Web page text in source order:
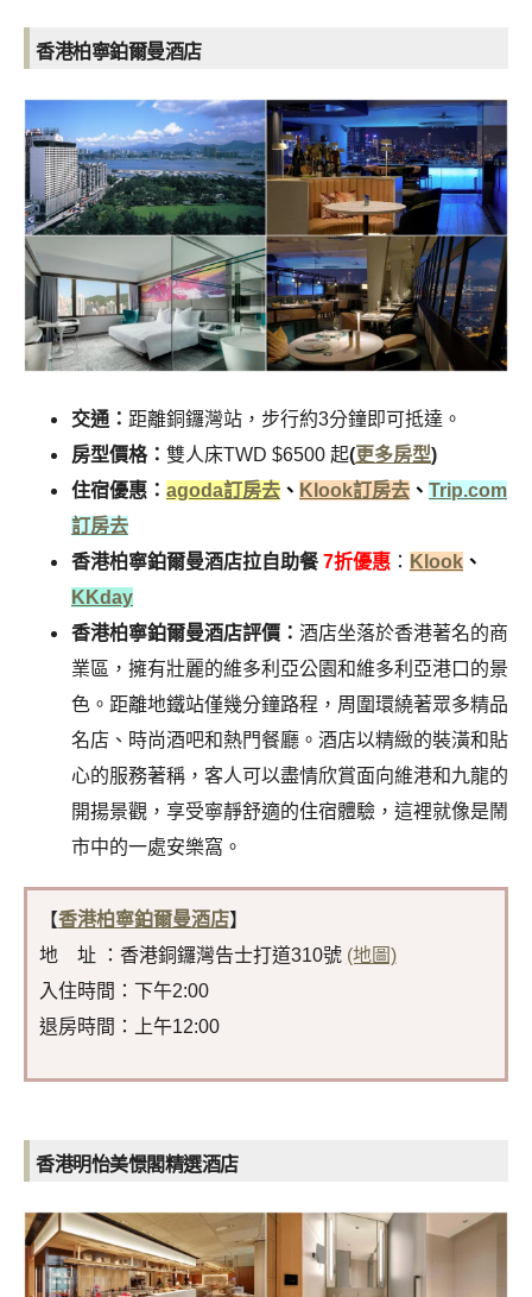
香港柏寧鉑爾曼酒店
交通： 距離銅鑼灣站，步行約3分鐘即可抵達。
房型價格： 雙人床TWD $6500 起(更多房型)
住宿優惠： agoda訂房去 、 Klook訂房去 、 Trip.com
訂房去
香港柏寧鉑爾曼酒店拉自助餐7折優惠 ： Klook 、
KKday
香港柏寧鉑爾曼酒店評價： 酒店坐落於香港著名的商
業區，擁有壯麗的維多利亞公園和維多利亞港口的景
色。距離地鐵站僅幾分鐘路程，周圍環繞著眾多精品
名店、時尚酒吧和熱門餐廳。酒店以精緻的裝潢和貼
心的服務著稱，客人可以盡情欣賞面向維港和九龍的
開揚景觀，享受寧靜舒適的住宿體驗，這裡就像是鬧
市中的一處安樂窩。
【香港柏寧鉑爾曼酒店】
地 址 ：香港銅鑼灣告士打道310號 (地圖)
入住時間：下午2:00
退房時間：上午12:00
香港明怡美憬閣精選酒店